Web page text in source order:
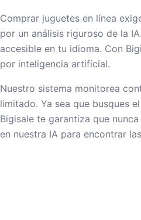
Comprar juguetes en línea
por un análisis riguroso de la
accesible en tu idioma. Con
por inteligencia artificial.
Nuestro sistema monitorea
limitado. Ya sea que busques
Bigisale te garantiza que
en nuestra IA para encontrar